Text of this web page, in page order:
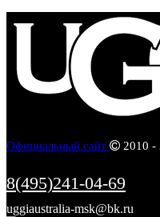
Официальный сайт 2010 -
8(495)241-04-69
uggiaustralia-msk@bk.ru